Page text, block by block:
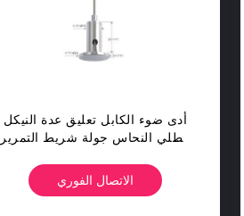
أدى ضوء الكابل تعليق عدة النيكل
مطلي النحاس جولة شريط التمرير
الاتصال الفوري